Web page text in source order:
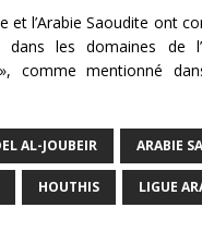
et l’Arabie Saoudite ont
les domaines de
comme mentionné
AL-JOUBEIR ARABIE
HOUTHIS LIGUE